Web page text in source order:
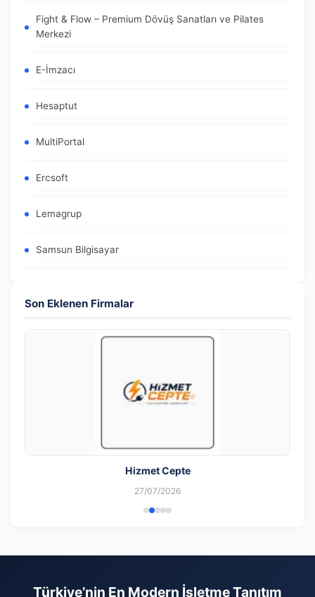
Fight & Flow – Premium Dövüş Sanatları ve Pilates
Merkezi
E-İmzacı
Hesaptut
MultiPortal
Ercsoft
Lemagrup
Samsun Bilgisayar
Son Eklenen Firmalar
Hizmet Cepte
27/07/2026
Türkiye’nin En Modern İşletme Tanıtım